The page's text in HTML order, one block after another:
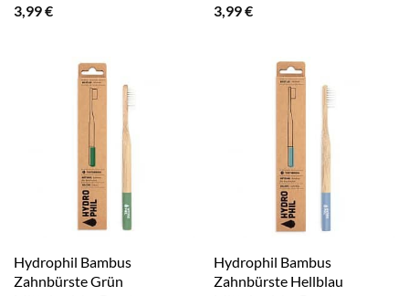
3,99€
3,99€
Hydrophil Bambus
Zahnbürste Grün
Hydrophil Bambus
Zahnbürste Hellblau